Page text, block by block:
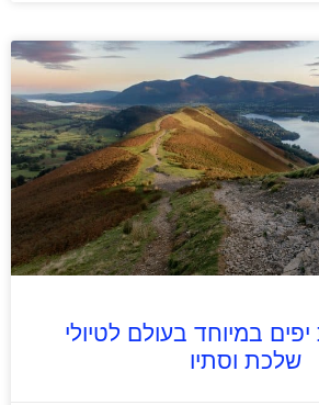
במיוחד בעולם לטיולי
שלכת וסתיו